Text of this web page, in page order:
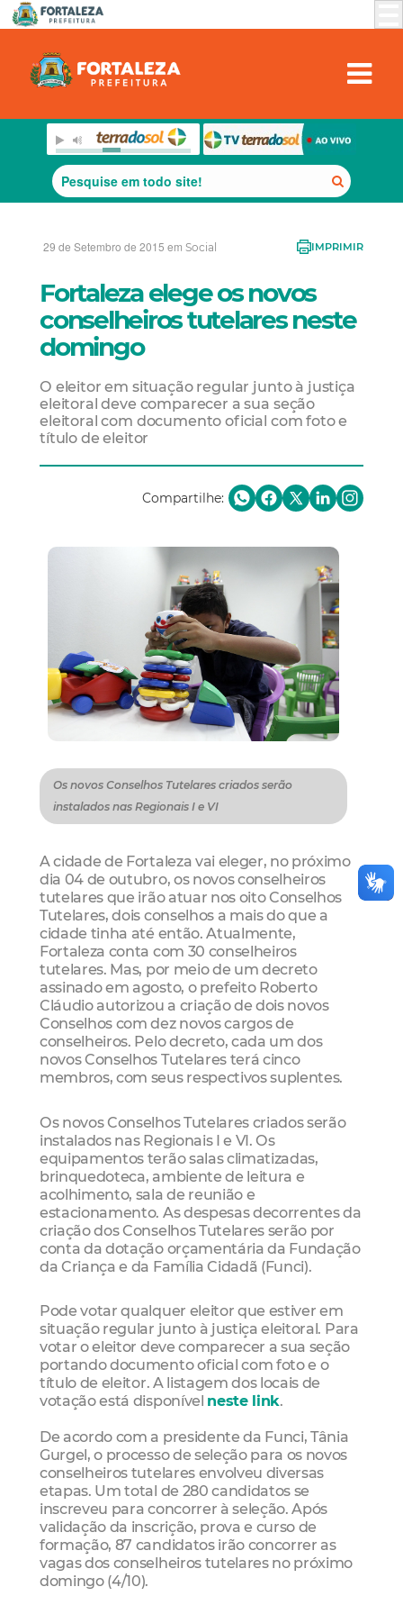
29 de Setembro de 2015 em Social IMPRIMIR
Fortaleza elege os novos
conselheiros tutelares neste
domingo
O eleitor em situação regular junto à justiça
eleitoral deve comparecer a sua seção
eleitoral com documento oficial com foto e
título de eleitor
Compartilhe:
Os novos Conselhos Tutelares criados serão
instalados nas Regionais I e VI
A cidade de Fortaleza vai eleger, no próximo
dia 04 de outubro, os novos conselheiros
tutelares que irão atuar nos oito Conselhos
Tutelares, dois conselhos a mais do que a
cidade tinha até então. Atualmente,
Fortaleza conta com 30 conselheiros
tutelares. Mas, por meio de um decreto
assinado em agosto, o prefeito Roberto
Cláudio autorizou a criação de dois novos
Conselhos com dez novos cargos de
conselheiros. Pelo decreto, cada um dos
novos Conselhos Tutelares terá cinco
membros, com seus respectivos suplentes.
Os novos Conselhos Tutelares criados serão
instalados nas Regionais I e VI. Os
equipamentos terão salas climatizadas,
brinquedoteca, ambiente de leitura e
acolhimento, sala de reunião e
estacionamento. As despesas decorrentes da
criação dos Conselhos Tutelares serão por
conta da dotação orçamentária da Fundação
da Criança e da Família Cidadã (Funci).
Pode votar qualquer eleitor que estiver em
situação regular junto à justiça eleitoral. Para
votar o eleitor deve comparecer a sua seção
portando documento oficial com foto e o
título de eleitor. A listagem dos locais de
votação está disponível neste link.
De acordo com a presidente da Funci, Tânia
Gurgel, o processo de seleção para os novos
conselheiros tutelares envolveu diversas
etapas. Um total de 280 candidatos se
inscreveu para concorrer à seleção. Após
validação da inscrição, prova e curso de
formação, 87 candidatos irão concorrer as
vagas dos conselheiros tutelares no próximo
domingo (4/10).